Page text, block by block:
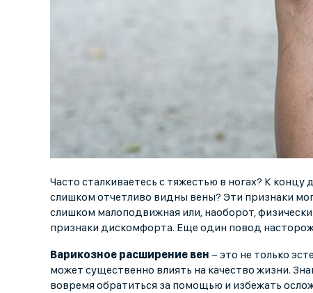
Часто сталкиваетесь с тяжестью в ногах? К
слишком отчетливо видны вены? Эти признаки
слишком малоподвижная или, наоборот,
признаки дискомфорта. Еще один повод
Варикозное расширение вен − это не только
может существенно влиять на качество жизни.
вовремя обратиться за помощью и избежать